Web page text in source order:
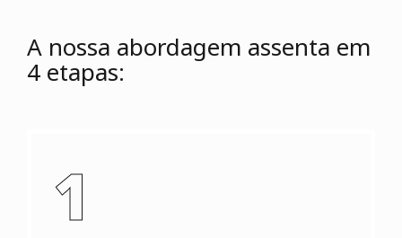
A nossa abordagem assenta em
4 etapas:
1